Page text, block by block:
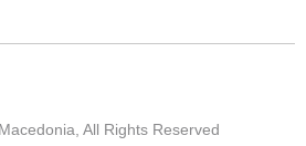
All Rights Reserved